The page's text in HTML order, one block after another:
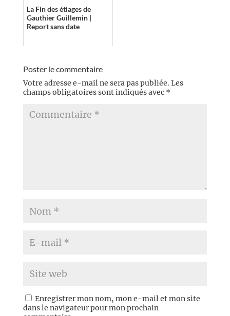
La Fin des étiages de
Gauthier Guillemin |
Report sans date
Poster le commentaire
Votre adresse e-mail ne sera pas publiée. Les
champs obligatoires sont indiqués avec *
Enregistrer mon nom, mon e-mail et mon site
dans le navigateur pour mon prochain